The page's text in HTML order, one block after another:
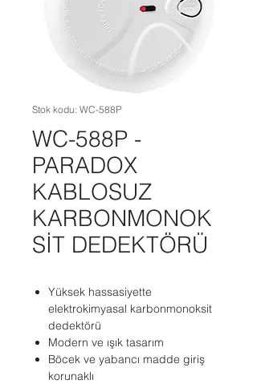
Stok kodu: WC-588P
WC-588P -
PARADOX
KABLOSUZ
KARBONMONOK
SİT DEDEKTÖRÜ
Yüksek hassasiyette
elektrokimyasal karbonmonoksit
dedektörü
Modern ve ışık tasarım
Böcek ve yabancı madde giriş
korunaklı